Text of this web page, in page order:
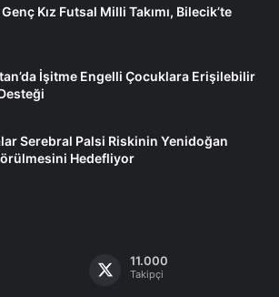
Kız Futsal Milli Takımı, Bilecik’te
İşitme Engelli Çocuklara Erişilebilir
Serebral Palsi Riskinin Yenidoğan
Hedefliyor
11.000
Takipçi